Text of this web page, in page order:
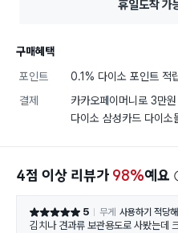
휴일도착 가
구매혜택
포인트
0.1% 다이소 포인트 적
결제
카카오페이머니로 3만
다이소 삼성카드 다이소
4점 이상 리뷰가 98%예요
별점 5점 5 무게 사용하기 적당
김치나 견과류 보관용도로 사봤는데